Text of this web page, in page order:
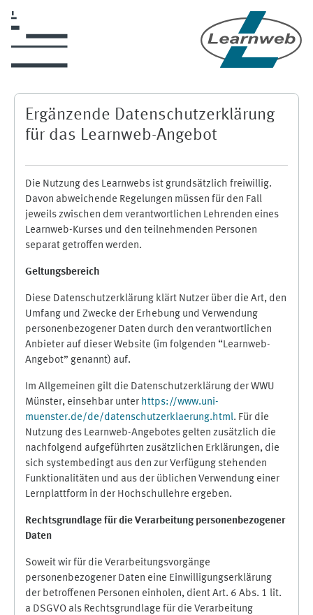
Ergänzende Datenschutzerklärung
für das Learnweb-Angebot
Die Nutzung des Learnwebs ist grundsätzlich freiwillig.
Davon abweichende Regelungen müssen für den Fall
jeweils zwischen dem verantwortlichen Lehrenden eines
Learnweb-Kurses und den teilnehmenden Personen
separat getroffen werden.
Geltungsbereich
Diese Datenschutzerklärung klärt Nutzer über die Art, den
Umfang und Zwecke der Erhebung und Verwendung
personenbezogener Daten durch den verantwortlichen
Anbieter auf dieser Website (im folgenden “Learnweb-
Angebot” genannt) auf.
Im Allgemeinen gilt die Datenschutzerklärung der WWU
Münster, einsehbar unter https://www.uni-
muenster.de/de/datenschutzerklaerung.html. Für die
Nutzung des Learnweb-Angebotes gelten zusätzlich die
nachfolgend aufgeführten zusätzlichen Erklärungen, die
sich systembedingt aus den zur Verfügung stehenden
Funktionalitäten und aus der üblichen Verwendung einer
Lernplattform in der Hochschullehre ergeben.
Rechtsgrundlage für die Verarbeitung personenbezogener
Daten
Soweit wir für die Verarbeitungsvorgänge
personenbezogener Daten eine Einwilligungserklärung
der betroffenen Personen einholen, dient Art. 6 Abs. 1 lit.
a DSGVO als Rechtsgrundlage für die Verarbeitung